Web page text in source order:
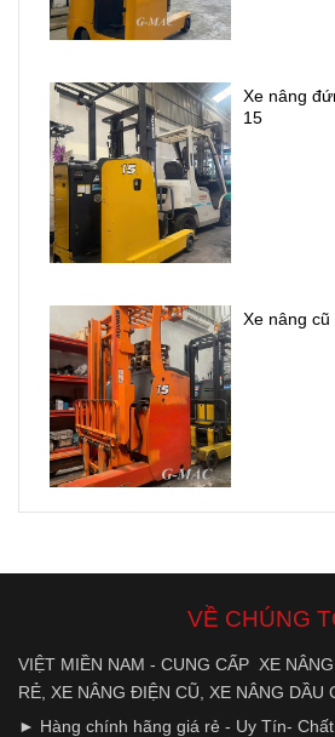
nâng
nhật cũ
các loại
Gía rẻ
Xe nâng
15
Xe nâng
VỀ CHÚNG
VIỆT MIỀN NAM - CUNG CẤP XE
RẺ, XE NÂNG ĐIỆN CŨ, XE NÂNG DẦU
► Hàng chính hãng giá rẻ - Uy Tín-